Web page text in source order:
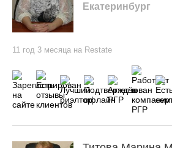
Екатеринбург
11 год 3 месяца на Restate